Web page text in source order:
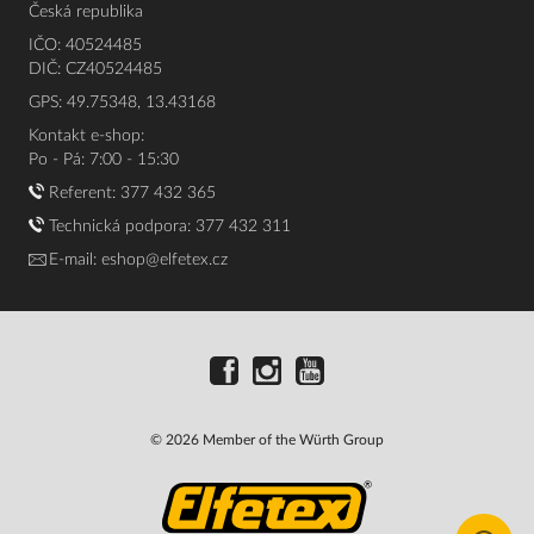
Česká republika
IČO: 40524485
DIČ: CZ40524485
GPS: 49.75348, 13.43168
Kontakt e-shop:
Po - Pá: 7:00 - 15:30
Referent: 377 432 365
Technická podpora: 377 432 311
E-mail: eshop@elfetex.cz
© 2026 Member of the Würth Group